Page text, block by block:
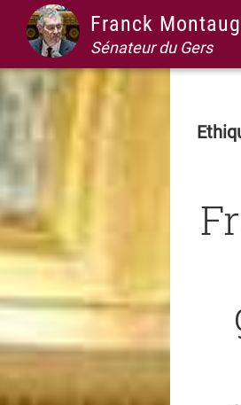
Passer
la
navigation
principale
Passer
contenu
principal
Passer
la
barre
latérale
principale
Passer
pied
de
page
Franck
Sénateur du Gers